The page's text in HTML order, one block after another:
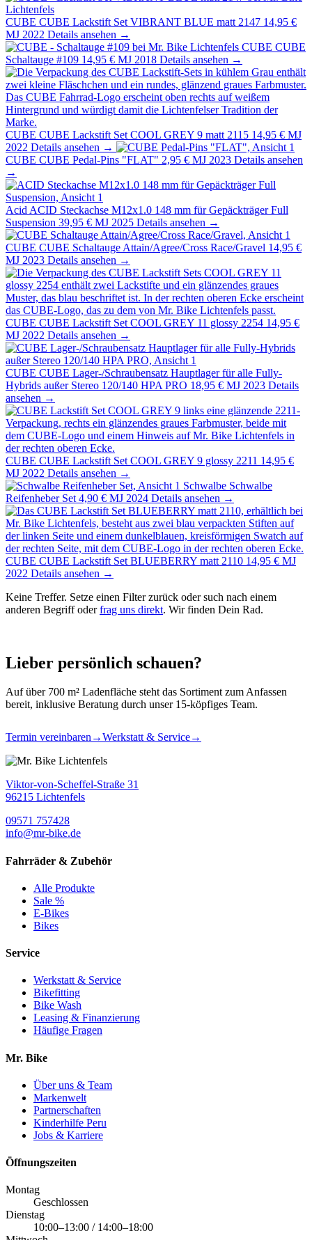
CUBE CUBE Lackstift Set VIBRANT BLUE matt 2147 14,95 €
MJ 2022 Details ansehen →
CUBE CUBE
Schaltauge #109 14,95 € MJ 2018 Details ansehen →
CUBE CUBE Lackstift Set COOL GREY 9 matt 2115 14,95 € MJ
2022 Details ansehen →
CUBE CUBE Pedal-Pins "FLAT" 2,95 € MJ 2023 Details ansehen
→
Acid ACID Steckachse M12x1.0 148 mm für Gepäckträger Full
Suspension 39,95 € MJ 2025 Details ansehen →
CUBE CUBE Schaltauge Attain/Agree/Cross Race/Gravel 14,95 €
MJ 2023 Details ansehen →
CUBE CUBE Lackstift Set COOL GREY 11 glossy 2254 14,95 €
MJ 2022 Details ansehen →
CUBE CUBE Lager-/Schraubensatz Hauptlager für alle Fully-
Hybrids außer Stereo 120/140 HPA PRO 18,95 € MJ 2023 Details
ansehen →
CUBE CUBE Lackstift Set COOL GREY 9 glossy 2211 14,95 €
MJ 2022 Details ansehen →
Schwalbe Schwalbe
Reifenheber Set 4,90 € MJ 2024 Details ansehen →
CUBE CUBE Lackstift Set BLUEBERRY matt 2110 14,95 € MJ
2022 Details ansehen →
Keine Treffer. Setze einen Filter zurück oder such nach einem
anderen Begriff oderfrag uns direkt. Wir finden Dein Rad.
Lieber persönlich schauen?
Auf über 700 m² Ladenfläche steht das Sortiment zum Anfassen
bereit, inklusive Beratung durch unser 15-köpfiges Team.
Termin vereinbaren →Werkstatt & Service→
Viktor-von-Scheffel-Straße 31
96215 Lichtenfels
09571 757428
info@mr-bike.de
Fahrräder & Zubehör
Alle Produkte
Sale %
E-Bikes
Bikes
Service
Werkstatt & Service
Bikefitting
Bike Wash
Leasing & Finanzierung
Häufige Fragen
Mr. Bike
Über uns & Team
Markenwelt
Partnerschaften
Kinderhilfe Peru
Jobs & Karriere
Öffnungszeiten
Montag
Geschlossen
Dienstag
10:00–13:00 / 14:00–18:00